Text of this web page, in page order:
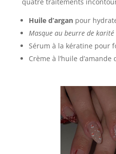
Huile d’arganpour
Masque au beurre de karité
Sérum à la kératine pour
Crème à l’huile